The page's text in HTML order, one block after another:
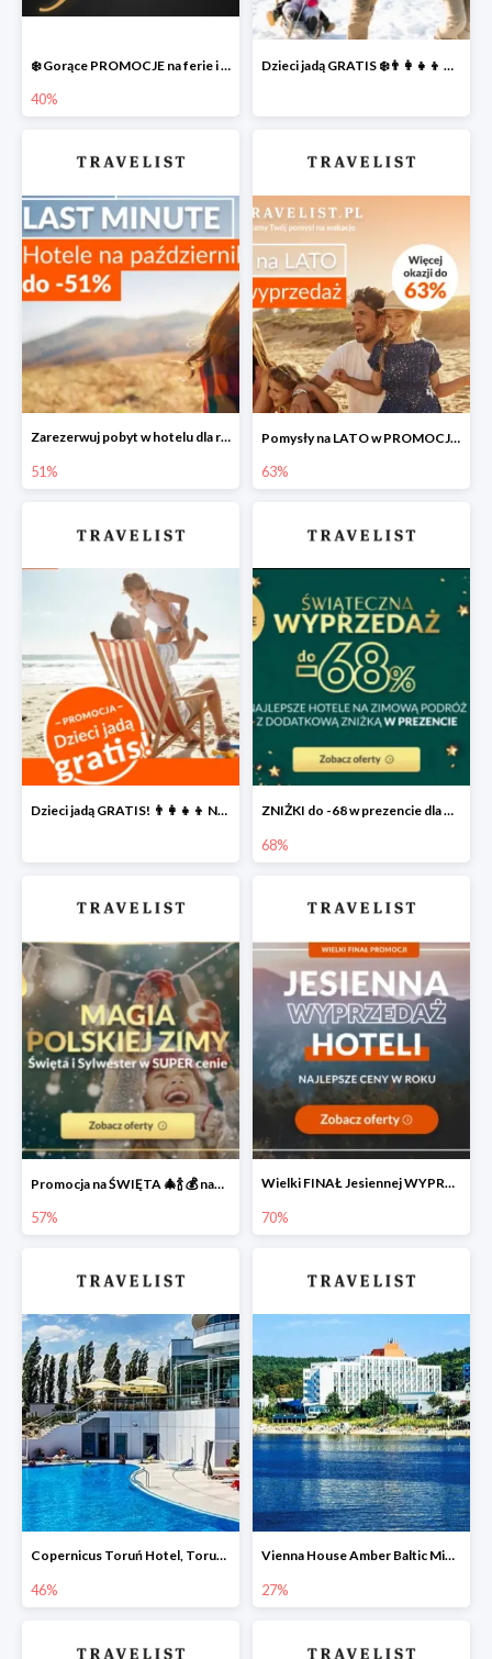
❄️ Gorące PROMOCJE na ferie i nie tylko
40%
Dzieci jadą GRATIS ❄️👨‍👩‍👧‍👦 NOWE okazje
Zarezerwuj pobyt w hotelu dla rodziny do -51% taniej
51%
Pomysły na LATO w PROMOCJI do -63% ☀️
63%
Dzieci jadą GRATIS! 👨‍👩‍👧‍👦 Największa PROMOCJA dla rodzin na Travelist.pl ZNIŻKI do -68 w prezencie dla Ciebie 🎅
68%
Promocja na ŚWIĘTA 🎄🍾 💰 nawet do -57%
57%
Wielki FINAŁ Jesiennej WYPRZEDAŻY Hoteli 🔥
70%
Copernicus Toruń Hotel, Toruń -46%
46%
Vienna House Amber Baltic Miedzyzdroje -27%
27%